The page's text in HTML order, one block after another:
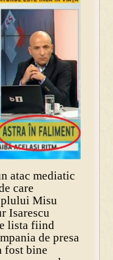
atac mediatic
care
Misu
Isarescu
lista fiind
de presa
fost bine